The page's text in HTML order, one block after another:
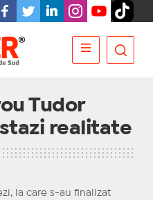
Tudor
realitate
la care s-au finalizat